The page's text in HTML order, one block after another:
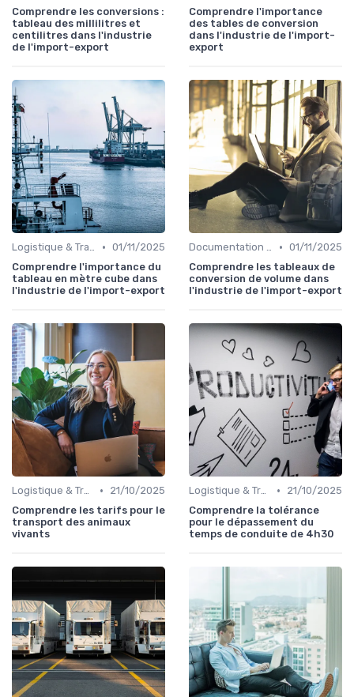
Comprendre les conversions :
tableau des millilitres et
centilitres dans l'industrie
de l'import-export
Comprendre l'importance
des tables de conversion
dans l'industrie de l'import-
export
Logistique & Transport • 01/11/2025
Comprendre l'importance du
tableau en mètre cube dans
l'industrie de l'import-export
Documentation & Conformité • 01/11/2025
Comprendre les tableaux de
conversion de volume dans
l'industrie de l'import-export
Logistique & Transport •
21/10/2025
Comprendre les tarifs pour le
transport des animaux
vivants
Logistique & Transport •
21/10/2025
Comprendre la tolérance
pour le dépassement du
temps de conduite de 4h30